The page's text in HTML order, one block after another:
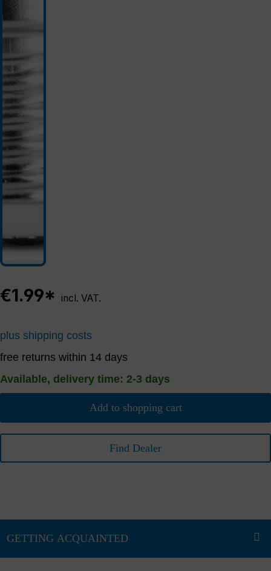
€1.99* incl. VAT.
plus shipping costs
free returns within 14 days
Available, delivery time: 2-3 days
Add to shopping cart
Find Dealer